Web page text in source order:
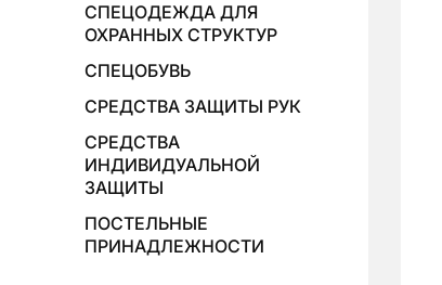
СПЕЦОДЕЖДА ДЛЯ
ОХРАННЫХ СТРУКТУР
СПЕЦОБУВЬ
СРЕДСТВА ЗАЩИТЫ РУК
СРЕДСТВА
ИНДИВИДУАЛЬНОЙ
ЗАЩИТЫ
ПОСТЕЛЬНЫЕ
ПРИНАДЛЕЖНОСТИ